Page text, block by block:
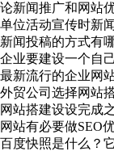
论新闻推广和网站
单位活动宣传时新
新闻投稿的方式有
企业要建设一个自
最新流行的企业网
外贸公司选择网站
网站搭建设设完成
网站有必要做SEO
百度快照是什么？